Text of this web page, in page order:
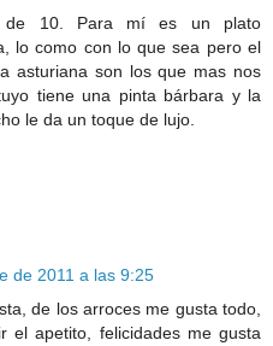
de 10. Para mí es un plato
lo como con lo que sea pero el
asturiana son los que mas nos
tiene una pinta bárbara y la
le da un toque de lujo.
de 2011 a las 9:25
de los arroces me gusta todo,
el apetito, felicidades me gusta